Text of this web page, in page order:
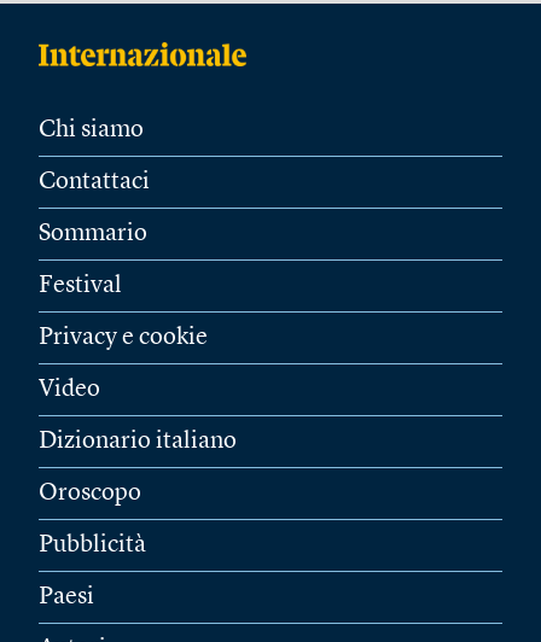
Chi siamo
Contattaci
Sommario
Festival
Privacy e cookie
Video
Dizionario italiano
Oroscopo
Pubblicità
Paesi